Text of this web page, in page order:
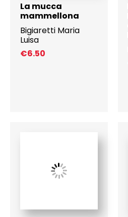
La mucca
mammellona
Bigiaretti Maria
Luisa
€6.50